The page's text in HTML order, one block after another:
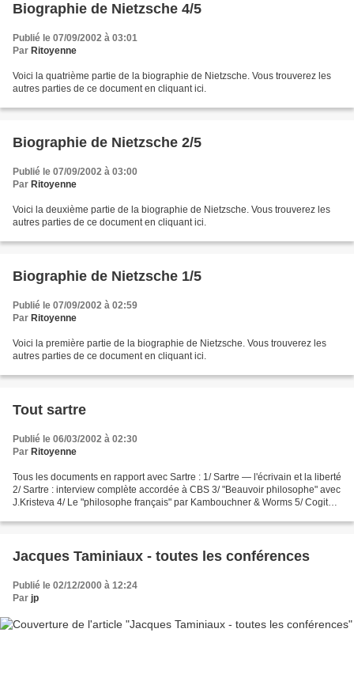
Biographie de Nietzsche 4/5
Publié le 07/09/2002 à 03:01
Par Ritoyenne
Voici la quatrième partie de la biographie de Nietzsche. Vous trouverez les
autres parties de ce document en cliquant ici.
Biographie de Nietzsche 2/5
Publié le 07/09/2002 à 03:00
Par Ritoyenne
Voici la deuxième partie de la biographie de Nietzsche. Vous trouverez les
autres parties de ce document en cliquant ici.
Biographie de Nietzsche 1/5
Publié le 07/09/2002 à 02:59
Par Ritoyenne
Voici la première partie de la biographie de Nietzsche. Vous trouverez les
autres parties de ce document en cliquant ici.
Tout sartre
Publié le 06/03/2002 à 02:30
Par Ritoyenne
Tous les documents en rapport avec Sartre : 1/ Sartre — l'écrivain et la liberté
2/ Sartre : interview complète accordée à CBS 3/ "Beauvoir philosophe" avec
J.Kristeva 4/ Le "philosophe français" par Kambouchner & Worms 5/ Cogito
Jacques Taminiaux - toutes les conférences
Publié le 02/12/2000 à 12:24
Par jp